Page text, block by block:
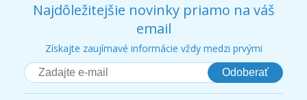
Najdôležitejšie novinky priamo na váš
email
Získajte zaujímavé informácie vždy medzi prvými
Odoberať